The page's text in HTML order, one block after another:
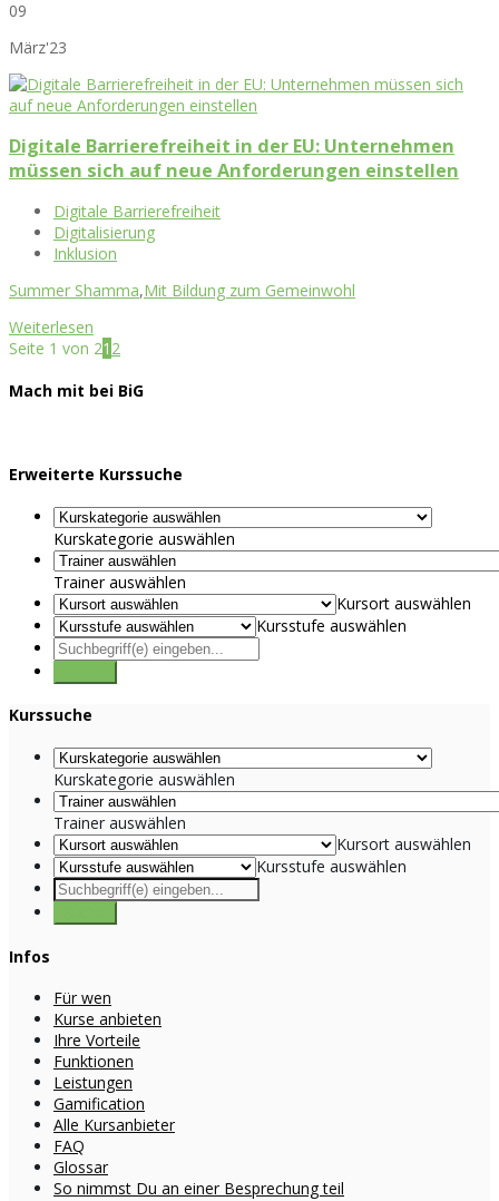
09
März'23
Digitale Barrierefreiheit in der EU: Unternehmen
müssen sich auf neue Anforderungen einstellen
Digitale Barrierefreiheit
Digitalisierung
Inklusion
Summer Shamma,Mit Bildung zum Gemeinwohl
Weiterlesen
Seite 1 von 21 2
Mach mit bei BiG
Erweiterte Kurssuche
Kurskategorie auswählen
Trainer auswählen
Kursort auswählen
Kursstufe auswählen
Kurssuche
Kurskategorie auswählen
Trainer auswählen
Kursort auswählen
Kursstufe auswählen
Infos
Für wen
Kurse anbieten
Ihre Vorteile
Funktionen
Leistungen
Gamification
Alle Kursanbieter
FAQ
Glossar
So nimmst Du an einer Besprechung teil